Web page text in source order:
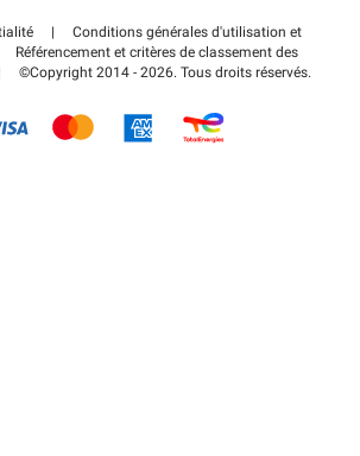
FLOW
|
Conditions générales d'utilisation et
Référencement et critères de classement des
©Copyright 2014 - 2026. Tous droits réservés.